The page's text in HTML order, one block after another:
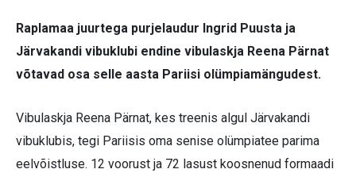
Raplamaa juurtega purjelaudur Ingrid Puusta ja
Järvakandi vibuklubi endine vibulaskja Reena Pärnat
võtavad osa selle aasta Pariisi olümpiamängudest.
Vibulaskja Reena Pärnat, kes treenis algul Järvakandi
vibuklubis, tegi Pariisis oma senise olümpiatee parima
eelvõistluse. 12 voorust ja 72 lasust koosnenud formaadi